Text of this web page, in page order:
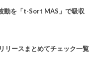
動を「t-Sort MAS」で吸収
リースまとめてチェック一覧